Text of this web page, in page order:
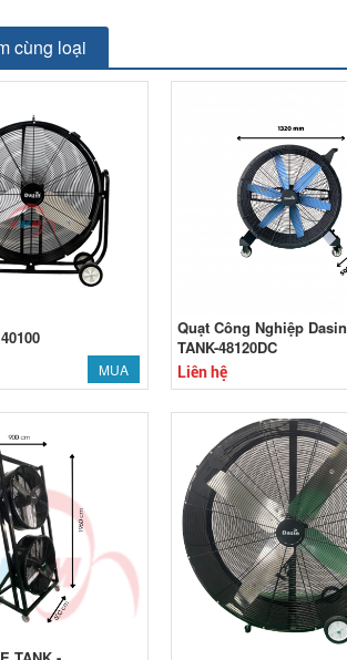
cùng loại
MUA
Quạt Công Nghiệp Dasin
TANK-48120DC
Liên hệ